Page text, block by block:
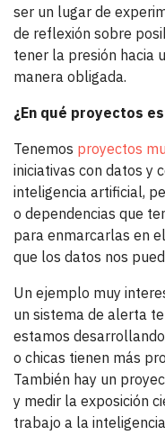
ser un lugar de
de reflexión sobre
tener la presión hacia
manera obligada.
¿En qué proyectos
Tenemos proyectos
iniciativas con datos y
inteligencia artificial,
o dependencias que
para enmarcarlas en
que los datos nos
Un ejemplo muy
un sistema de alerta
estamos
o chicas tienen más
También hay un
y medir la exposición
trabajo a la